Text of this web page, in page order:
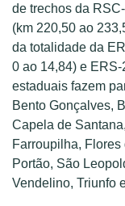
de trechos da
(km 220,50 ao
da totalidade da
0 ao 14,84) e
estaduais fazem
Bento Gonçalves,
Capela de
Farroupilha,
Portão, São
Vendelino, Triunfo